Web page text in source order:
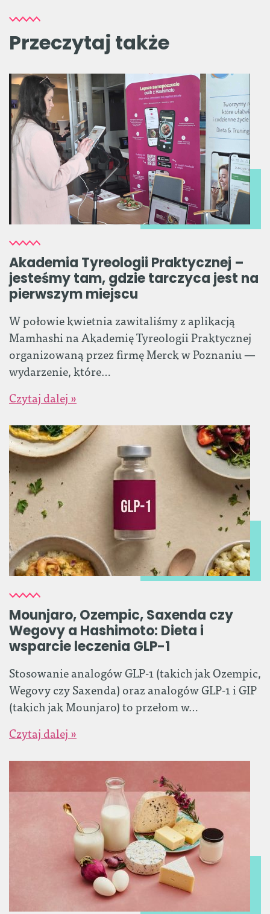
Przeczytaj także
Akademia Tyreologii Praktycznej –
jesteśmy tam, gdzie tarczyca jest na
pierwszym miejscu
W połowie kwietnia zawitaliśmy z aplikacją
Mamhashi na Akademię Tyreologii Praktycznej
organizowaną przez firmę Merck w Poznaniu —
wydarzenie, które…
Czytaj dalej »
Mounjaro, Ozempic, Saxenda czy
Wegovy a Hashimoto: Dieta i
wsparcie leczenia GLP-1
Stosowanie analogów GLP-1 (takich jak Ozempic,
Wegovy czy Saxenda) oraz analogów GLP-1 i GIP
(takich jak Mounjaro) to przełom w…
Czytaj dalej »